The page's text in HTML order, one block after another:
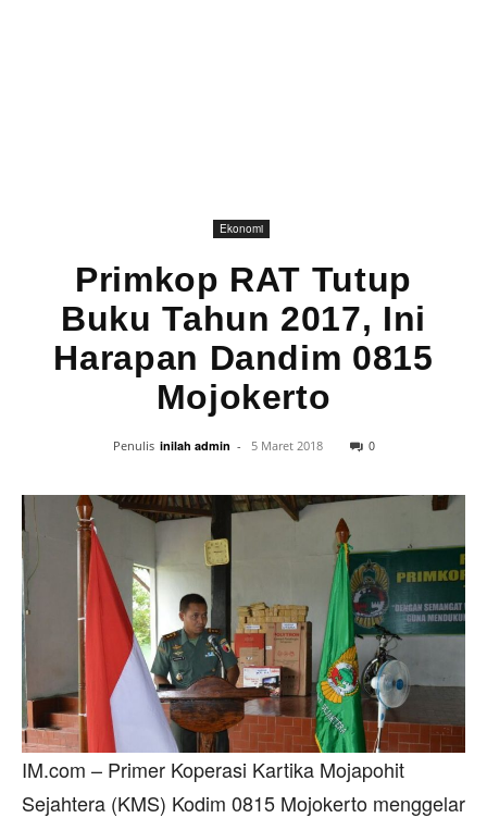
Ekonomi
Primkop RAT Tutup
Buku Tahun 2017, Ini
Harapan Dandim 0815
Mojokerto
Penulis inilah admin - 5 Maret 2018 0
IM.com – Primer Koperasi Kartika Mojapohit
Sejahtera (KMS) Kodim 0815 Mojokerto menggelar